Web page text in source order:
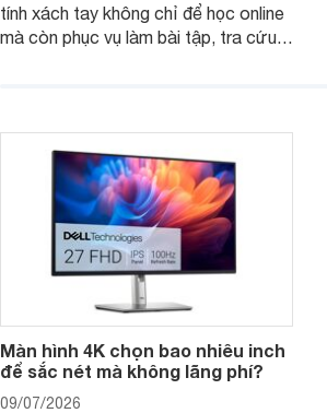
tính xách tay không chỉ để học online
mà còn phục vụ làm bài tập, tra cứu,
thay vì chỉ so sánh cấu hình trên giấy.
Màn hình 4K chọn bao nhiêu inch
để sắc nét mà không lãng phí?
09/07/2026